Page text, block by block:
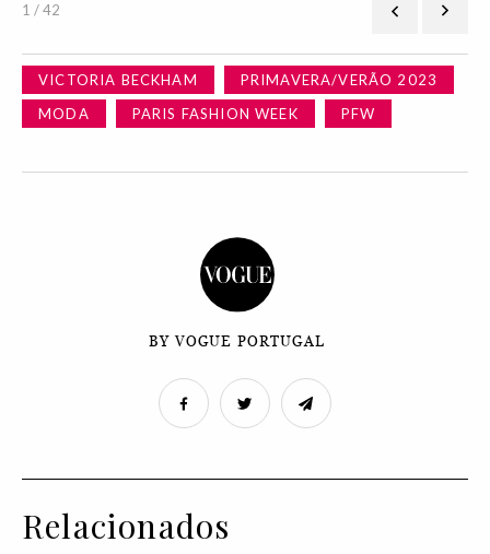
1 / 42
VICTORIA BECKHAM
PRIMAVERA/VERÃO 2023
MODA
PARIS FASHION WEEK PFW
BY VOGUE PORTUGAL
Relacionados